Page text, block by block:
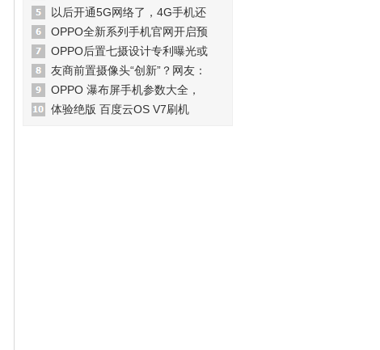
以后开通5G网络了，4G手机还
OPPO全新系列手机官网开启预
OPPO后置七摄设计专利曝光或
友商前置摄像头“创新”？网友：
OPPO 瀑布屏手机参数大全，
体验绝版 百度云OS V7刷机